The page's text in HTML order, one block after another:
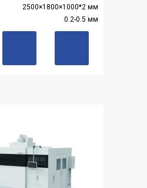
2500×1800×1000*2 мм
0.2-0.5 мм